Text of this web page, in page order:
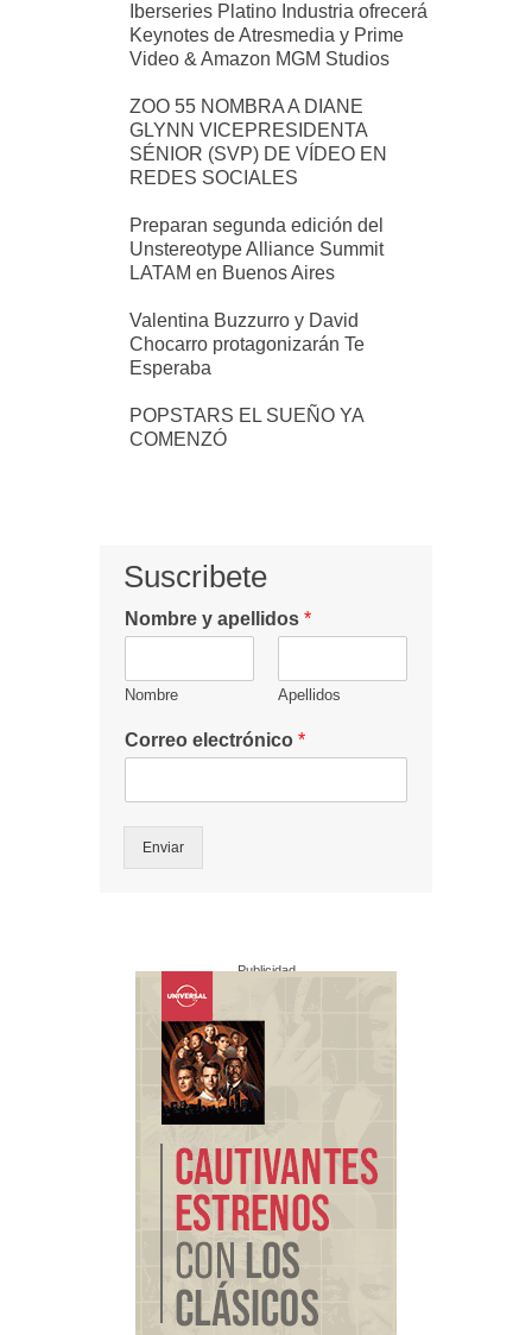
Iberseries Platino Industria ofrecerá
Keynotes de Atresmedia y Prime
Video & Amazon MGM Studios
ZOO 55 NOMBRA A DIANE
GLYNN VICEPRESIDENTA
SÉNIOR (SVP) DE VÍDEO EN
REDES SOCIALES
Preparan segunda edición del
Unstereotype Alliance Summit
LATAM en Buenos Aires
Valentina Buzzurro y David
Chocarro protagonizarán Te
Esperaba
POPSTARS EL SUEÑO YA
COMENZÓ
Suscribete
Nombre y apellidos *
Nombre Apellidos
Correo electrónico *
Enviar
Publicidad